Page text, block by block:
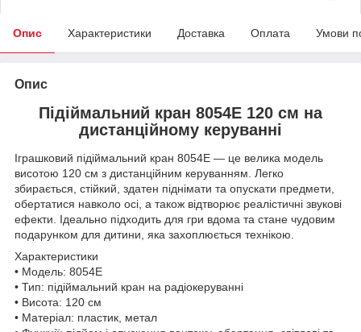
Опис Характеристики Доставка Оплата Умови
Опис
Підіймальний кран 8054E 120 см на
дистанційному керуванні
Іграшковий підіймальний кран 8054E — це велика модель
висотою 120 см з дистанційним керуванням. Легко
збирається, стійкий, здатен піднімати та опускати предмети,
обертатися навколо осі, а також відтворює реалістичні звукові
ефекти. Ідеально підходить для гри вдома та стане чудовим
подарунком для дитини, яка захоплюється технікою.
Характеристики
• Модель: 8054E
• Тип: підіймальний кран на радіокеруванні
• Висота: 120 см
• Матеріал: пластик, метал